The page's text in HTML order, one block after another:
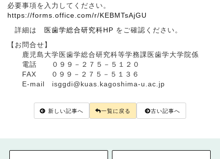
必要事項を入力してください。
https://forms.office.com/r/KEBMTsAjGU
詳細は
医歯学総合研究科HP をご確認ください。
【お問合せ】
鹿児島大学医歯学総合研究科等学務課医歯学大学院係
電話 ０９９－２７５－５１２０
FAX ０９９－２７５－５１３６
E-mail isggdi@kuas.kagoshima-u.ac.jp
新しい記事へ 一覧に戻る 古い記事へ